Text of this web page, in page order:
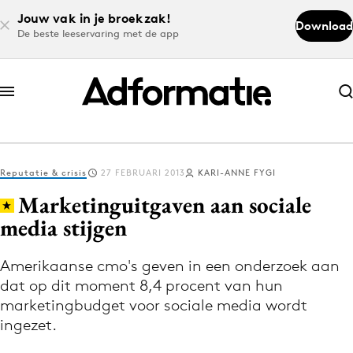
Jouw vak in je broekzak!
De beste leeservaring met de app
Download
Abonneer nu
Abonneer nu
Log in
Volg het laatste nieuws via de Adformatie
Nieuws app
Reputatie & crisis 27 FEBRUARI 2013 KARI-ANNE FYGI
Marketinguitgaven aan sociale
media stijgen
Amerikaanse cmo's geven in een onderzoek aan
dat op dit moment 8,4 procent van hun
marketingbudget voor sociale media wordt
ingezet.